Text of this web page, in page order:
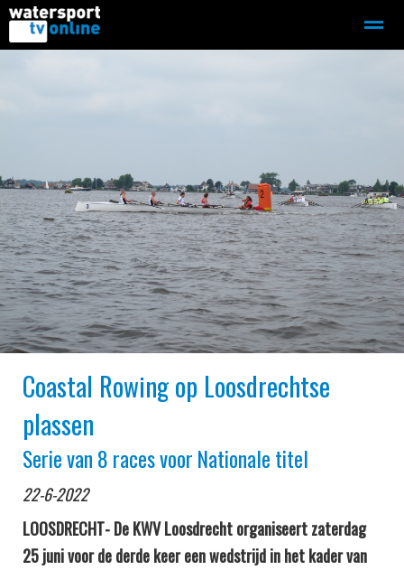
Coastal Rowing op Loosdrechtse
plassen
Serie van 8 races voor Nationale titel
22-6-2022
LOOSDRECHT- De KWV Loosdrecht organiseert zaterdag
25 juni voor de derde keer een wedstrijd in het kader van